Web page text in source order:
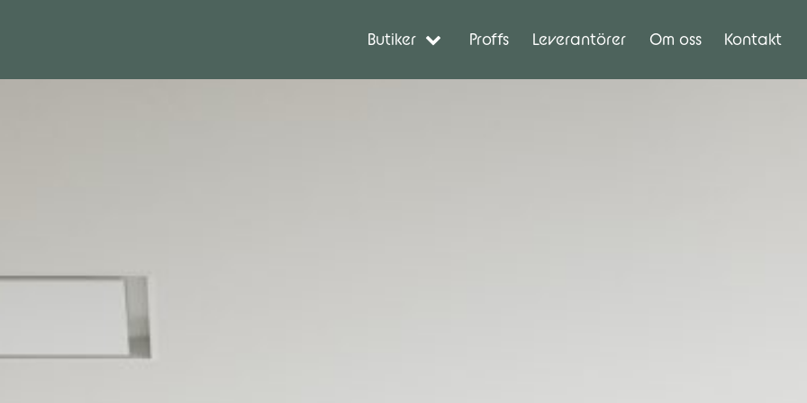
Butiker
Proffs Leverantörer Om oss Kontakt